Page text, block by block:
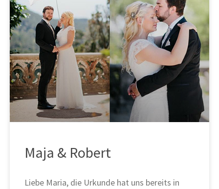
Maja & Robert
Liebe Maria, die Urkunde hat uns bereits in